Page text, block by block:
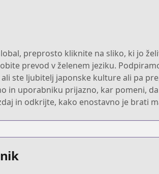
preprosto kliknite na sliko, ki jo
prevod v želenem jeziku.
ste ljubitelj japonske kulture ali pa
in uporabniku prijazno, kar pomeni,
in odkrijte, kako enostavno je brati